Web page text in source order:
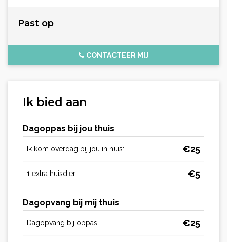
Past op
CONTACTEER MIJ
Ik bied aan
Dagoppas bij jou thuis
Ik kom overdag bij jou in huis: €25
1 extra huisdier: €5
Dagopvang bij mij thuis
Dagopvang bij oppas: €25